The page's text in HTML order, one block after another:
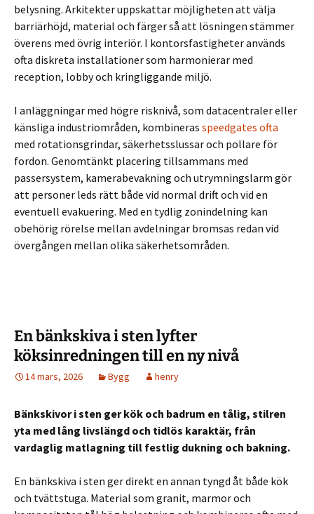
belysning. Arkitekter uppskattar möjligheten att välja
barriärhöjd, material och färger så att lösningen stämmer
överens med övrig interiör. I kontorsfastigheter används
ofta diskreta installationer som harmonierar med
reception, lobby och kringliggande miljö.
I anläggningar med högre risknivå, som datacentraler eller
känsliga industriområden, kombineras speedgates ofta
med rotationsgrindar, säkerhetsslussar och pollare för
fordon. Genomtänkt placering tillsammans med
passersystem, kamerabevakning och utrymningslarm gör
att personer leds rätt både vid normal drift och vid en
eventuell evakuering. Med en tydlig zonindelning kan
obehörig rörelse mellan avdelningar bromsas redan vid
övergången mellan olika säkerhetsområden.
En bänkskiva i sten lyfter
köksinredningen till en ny nivå
14 mars, 2026 Bygg henry
Bänkskivor i sten ger kök och badrum en tålig, stilren
yta med lång livslängd och tidlös karaktär, från
vardaglig matlagning till festlig dukning och bakning.
En bänkskiva i sten ger direkt en annan tyngd åt både kök
och tvättstuga. Material som granit, marmor och